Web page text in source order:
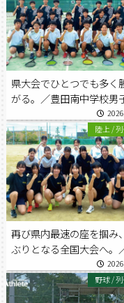
県大会でひとつでも多く
がる。／豊田南中学校男
陸上/
再び県内最速の座を掴み
ぶりとなる全国大会へ。
中学校陸上競技部女子
野球/